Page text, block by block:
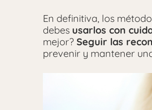
En definitiva, los
debes usarlos con
mejor? Seguir las
prevenir y mantener